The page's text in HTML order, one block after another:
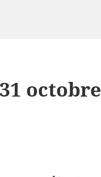
octobre